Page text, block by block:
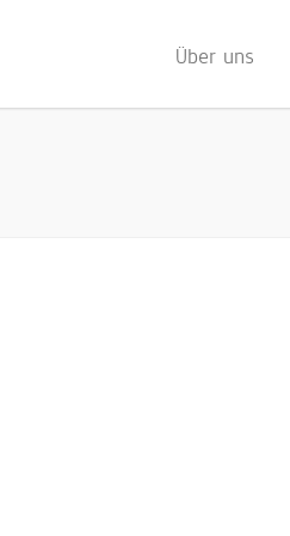
Über uns